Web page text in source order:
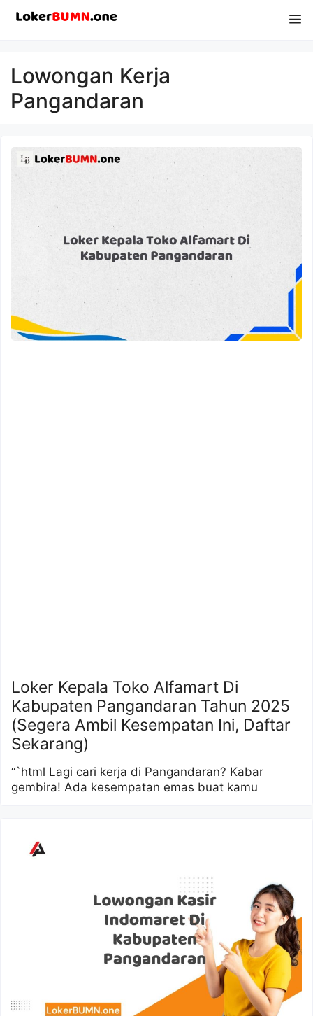
Langsung
Lowongan Kerja
Pangandaran
Loker Kepala Toko Alfamart Di
Kabupaten Pangandaran Tahun 2025
(Segera Ambil Kesempatan Ini, Daftar
Sekarang)
“`html Lagi cari kerja di Pangandaran? Kabar
gembira! Ada kesempatan emas buat kamu